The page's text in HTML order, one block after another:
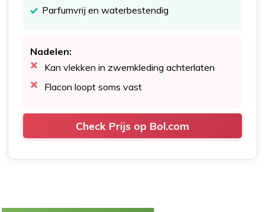
Parfumvrij en waterbestendig
Nadelen:
Kan vlekken in zwemkleding achterlaten
Flacon loopt soms vast
Check Prijs op Bol.com